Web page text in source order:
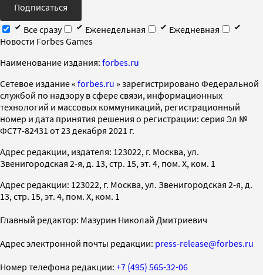
Подписаться
Все сразу
Еженедельная
Ежедневная
Новости Forbes Games
Наименование издания: forbes.ru
Cетевое издание « forbes.ru » зарегистрировано Федеральной
службой по надзору в сфере связи, информационных
технологий и массовых коммуникаций, регистрационный
номер и дата принятия решения о регистрации: серия Эл №
ФС77-82431 от 23 декабря 2021 г.
Адрес редакции, издателя: 123022, г. Москва, ул.
Звенигородская 2-я, д. 13, стр. 15, эт. 4, пом. X, ком. 1
Адрес редакции: 123022, г. Москва, ул. Звенигородская 2-я, д.
13, стр. 15, эт. 4, пом. X, ком. 1
Главный редактор: Мазурин Николай Дмитриевич
Адрес электронной почты редакции: press-release@forbes.ru
Номер телефона редакции: +7 (495) 565-32-06